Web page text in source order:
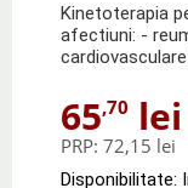
Kinetoterapia
afectiuni: -
65,70 lei
PRP: 72,15 lei
Disponibilitate: